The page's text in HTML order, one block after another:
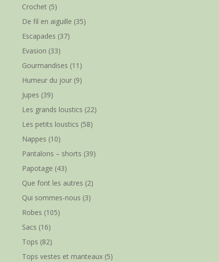
Crochet(5)
De fil en aiguille (35)
Escapades (37)
Evasion (33)
Gourmandises (11)
Humeur du jour(9)
Jupes (39)
Les grands loustics (22)
Les petits loustics (58)
Nappes (10)
Pantalons – shorts (39)
Papotage (43)
Que font les autres (2)
Qui sommes-nous (3)
Robes (105)
Sacs (16)
Tops (82)
Tops vestes et manteaux(5)